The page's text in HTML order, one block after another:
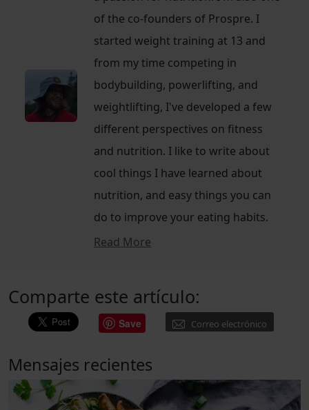
of the co-founders of Prospre. I
started weight training at 13 and
from my time competing in
bodybuilding, powerlifting, and
weightlifting, I've developed a few
different perspectives on fitness
and nutrition. I like to write about
cool things I have learned about
nutrition, and easy things you can
do to improve your eating habits.
Read More
Comparte este artículo:
Save Correo electrónico
Mensajes recientes